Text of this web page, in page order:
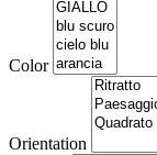
Color
Orientation